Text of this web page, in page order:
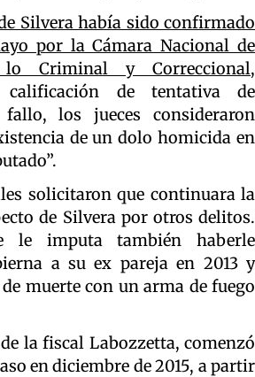
Silvera había sido confirmado
por la Cámara Nacional de
lo Criminal y Correccional,
calificación de tentativa de
los jueces consideraron
de un dolo homicida en
solicitaron que continuara la
de Silvera por otros delitos.
le imputa también haberle
a su ex pareja en 2013 y
muerte con un arma de fuego
la fiscal Labozzetta, comenzó
en diciembre de 2015, a partir